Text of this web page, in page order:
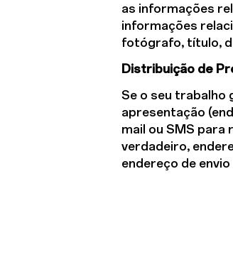
as informações
informações
fotógrafo, título,
Distribuição de
Se o seu trabalho
apresentação
mail ou SMS
verdadeiro,
endereço de